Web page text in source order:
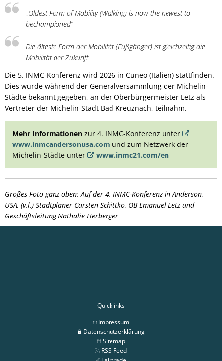
„Oldest Form of Mobility (Walking) is now the newest to
bechampioned“
Die älteste Form der Mobilität (Fußgänger) ist gleichzeitig die
Mobilität der Zukunft
Die 5. INMC-Konferenz wird 2026 in Cuneo (Italien) stattfinden.
Dies wurde während der Generalversammlung der Michelin-
Städte bekannt gegeben, an der Oberbürgermeister Letz als
Vertreter der Michelin-Stadt Bad Kreuznach, teilnahm.
Mehr Informationen zur 4. INMC-Konferenz unter
www.inmcandersonusa.com und zum Netzwerk der
Michelin-Städte unter
www.inmc21.com/en
Großes Foto ganz oben: Auf der 4. INMC-Konferenz in Anderson,
USA, (v.l.) Stadtplaner Carsten Schittko, OB Emanuel Letz und
Geschäftsleitung Nathalie Herberger
Quicklinks
Impressum
Datenschutzerklärung
Sitemap
RSS-Feed